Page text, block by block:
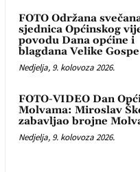
FOTO Održana
sjednica Općinskog
povodu Dana općine i
blagdana Velike Gospe
Nedjelja, 9. kolovoza 2026.
FOTO-VIDEO Dan
Molvama: Miroslav
zabavljao brojne
Nedjelja, 9. kolovoza 2026.